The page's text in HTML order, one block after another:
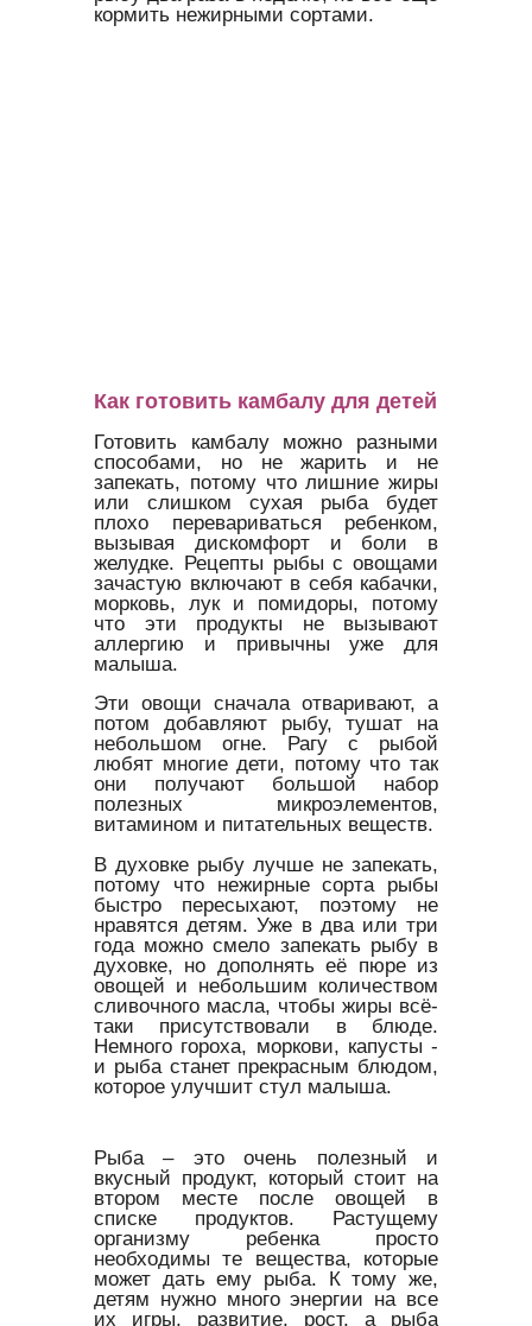
кормить нежирными сортами.
Как готовить камбалу для детей
Готовить камбалу можно разными
способами, но не жарить и не
запекать, потому что лишние жиры
или слишком сухая рыба будет
плохо перевариваться ребенком,
вызывая дискомфорт и боли в
желудке. Рецепты рыбы с овощами
зачастую включают в себя кабачки,
морковь, лук и помидоры, потому
что эти продукты не вызывают
аллергию и привычны уже для
малыша.
Эти овощи сначала отваривают, а
потом добавляют рыбу, тушат на
небольшом огне. Рагу с рыбой
любят многие дети, потому что так
они получают большой набор
полезных микроэлементов,
витамином и питательных веществ.
В духовке рыбу лучше не запекать,
потому что нежирные сорта рыбы
быстро пересыхают, поэтому не
нравятся детям. Уже в два или три
года можно смело запекать рыбу в
духовке, но дополнять её пюре из
овощей и небольшим количеством
сливочного масла, чтобы жиры всё-
таки присутствовали в блюде.
Немного гороха, моркови, капусты -
и рыба станет прекрасным блюдом,
которое улучшит стул малыша.
Рыба – это очень полезный и
вкусный продукт, который стоит на
втором месте после овощей в
списке продуктов. Растущему
организму ребенка просто
необходимы те вещества, которые
может дать ему рыба. К тому же,
детям нужно много энергии на все
их игры, развитие, рост, а рыба